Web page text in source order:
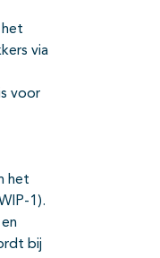
het
via
voor
het
1).
bij